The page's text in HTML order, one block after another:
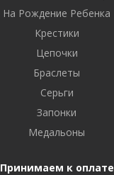
На Рождение Ребенка
Крестики
Цепочки
Браслеты
Серьги
Запонки
Медальоны
Принимаем к оплате